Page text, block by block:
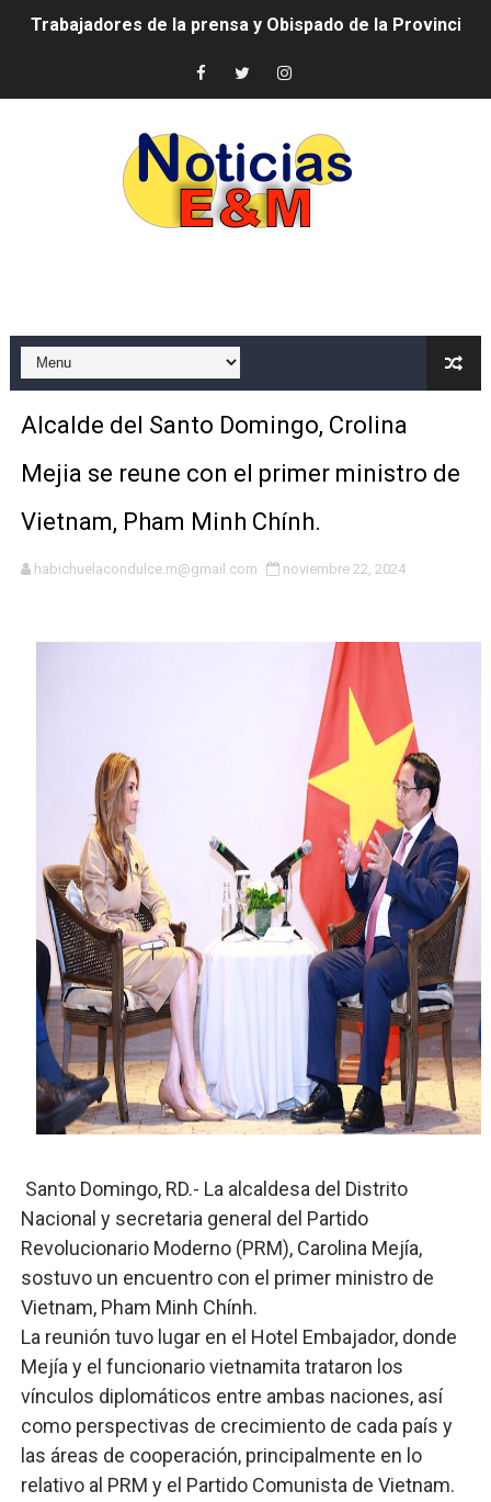
Más de 180 dirigentes sindicales de las Américas se
Restaurante Amigos es reconocido por sus cuatro
Banco Popular escala 17 posiciones en los mil
DGPCF: 55 años sembrando desarrollo y
Operativo interagencial frena delitos ambientales y
-Propeep y Gestión Presidencial encabezan entrega
Ministerio de Defensa siembra esperanza y protege
Residentes en San Juan beneficiados con jornada
El magistrado Henry Molina decidió no seguir en la
​Domingo Plácido critica la situación económica y
Graduación XII Promoción Servicio Militar Voluntario
Fellito Suberví asegura en Carolina Mejía RD tiene la
Hipótesis policial sobre atentado a balazos en la
CESDN urge fortalecer el sistema eléctrico ante
Candidato a presidente del Colegio de Notarios hace
Digecac realizará Primer Festival de Plantas 2026
Josefa Castillo: Liderazgo y Transformación Social al
Lee Ballester a los que se forman como agentes
Operativo Interinstitucional “Compromiso Ambiental
Trabajadores de la prensa y Obispado de la
Alcalde del Santo Domingo, Crolina
Mejia se reune con el primer ministro de
Vietnam, Pham Minh Chính.
habichuelacondulce.m@gmail.com noviembre 22, 2024
Santo Domingo, RD.- La alcaldesa del Distrito
Nacional y secretaria general del Partido
Revolucionario Moderno (PRM), Carolina Mejía,
sostuvo un encuentro con el primer ministro de
Vietnam, Pham Minh Chính.
La reunión tuvo lugar en el Hotel Embajador, donde
Mejía y el funcionario vietnamita trataron los
vínculos diplomáticos entre ambas naciones, así
como perspectivas de crecimiento de cada país y
las áreas de cooperación, principalmente en lo
relativo al PRM y el Partido Comunista de Vietnam.